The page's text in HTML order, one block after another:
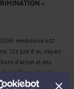
rembourse 657
723 529 € au départ.
d'achat et des
milliers ... Lire la